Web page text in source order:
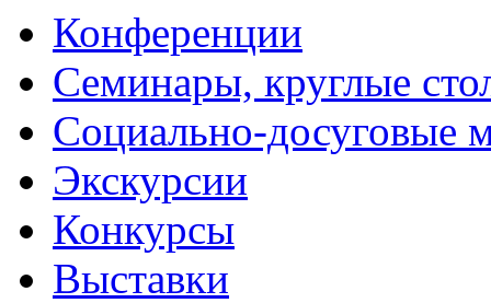
Конференции
Семинары, круглые
Социально-досуговые
Экскурсии
Конкурсы
Выставки